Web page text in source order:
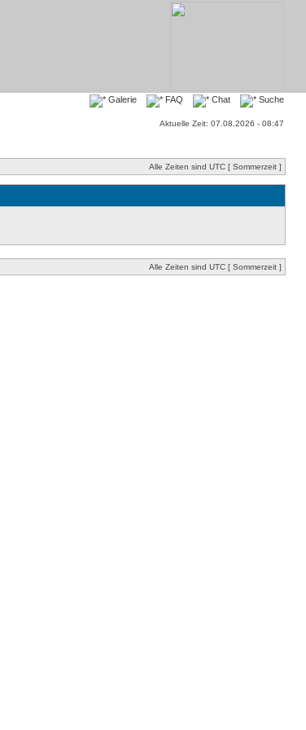
Galerie FAQ Chat Suche
Aktuelle Zeit: 07.08.2026 - 08:47
Alle Zeiten sind UTC [ Sommerzeit ]
Alle Zeiten sind UTC [ Sommerzeit ]